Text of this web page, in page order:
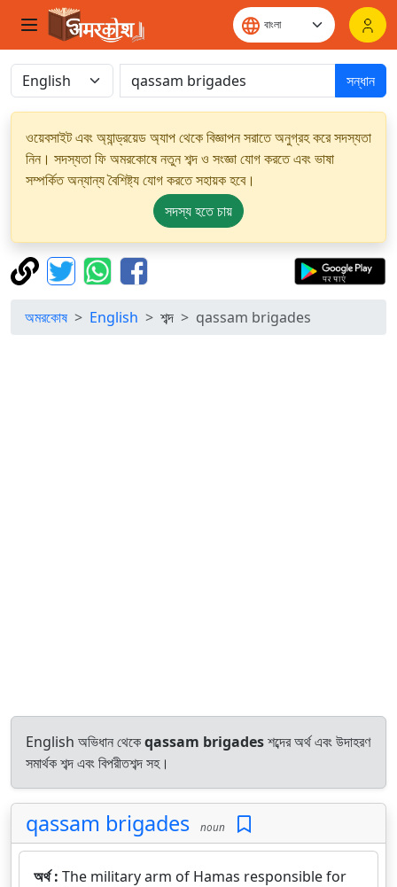
সন্ধান
ওয়েবসাইট এবং অ্যান্ড্রয়েড অ্যাপ থেকে বিজ্ঞাপন সরাতে অনুগ্রহ করে সদস্যতা
নিন। সদস্যতা ফি অমরকোষে নতুন শব্দ ও সংজ্ঞা যোগ করতে এবং ভাষা
সম্পর্কিত অন্যান্য বৈশিষ্ট্য যোগ করতে সহায়ক হবে।
সদস্য হতে চায়
অমরকোষ English শব্দ qassam brigades
English অভিধান থেকেqassam brigadesশব্দের অর্থ এবং উদাহরণ
সমার্থক শব্দ এবং বিপরীতশব্দ সহ।
qassam brigades noun
অর্থ : The military arm of Hamas responsible for